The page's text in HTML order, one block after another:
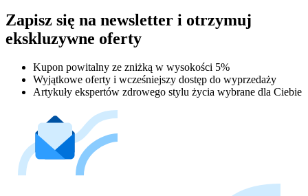
Zapisz się na newsletter i otrzymuj
ekskluzywne oferty
Kupon powitalny ze zniżką w wysokości 5%
Wyjątkowe oferty i wcześniejszy dostęp do wyprzedaży
Artykuły ekspertów zdrowego stylu życia wybrane dla Ciebie